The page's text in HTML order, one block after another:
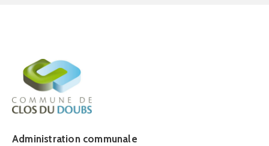
Administration communale